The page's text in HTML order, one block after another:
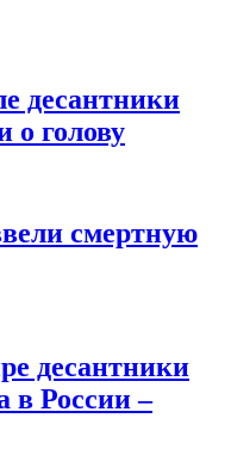
десантники
о голову
смертную
десантники
в России –